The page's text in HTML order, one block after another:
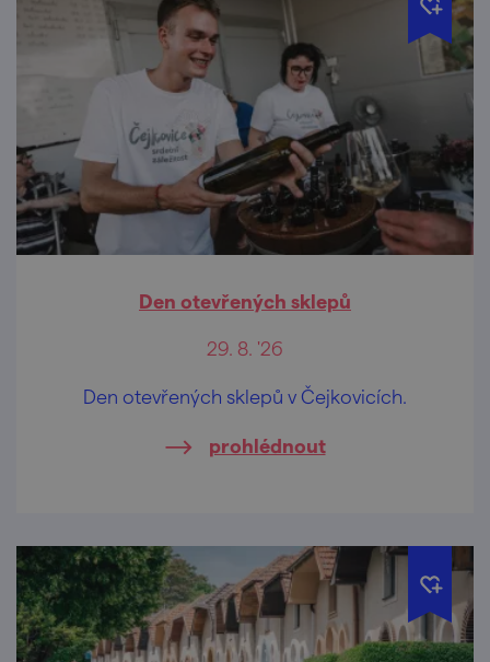
Den otevřených sklepů
29. 8. '26
Den otevřených sklepů v Čejkovicích.
prohlédnout